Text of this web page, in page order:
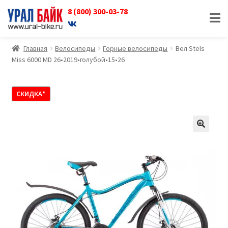
8 (800) 300-03-78
Перейти
к
навигации
Перейти
к
содержимому
Главная Велосипеды Горные велосипеды
Вел Stels
Miss 6000 MD 26•2019•голубой•15•26
СКИДКА*